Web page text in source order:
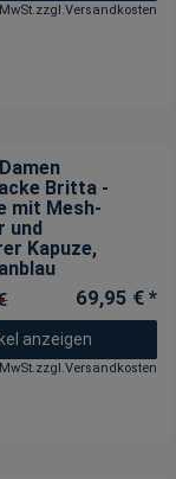
zzgl. Versandkosten
Britta -
mit Mesh-
und
Kapuze,
69,95 € *
anzeigen
zzgl.Versandkosten